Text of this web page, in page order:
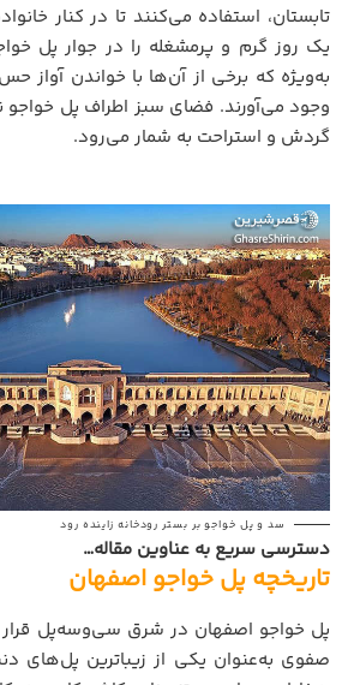
تابستان، استفاده می‌کنند تا در کنار
یک روز گرم و پرمشغله را در جوار پل
به‌ویژه که برخی از آن‌ها با خواندن آواز
وجود می‌آورند. فضای سبز اطراف پل خواجو
گردش و استراحت به شمار می‌رود.
سد و پل خواجو بر بستر رودخانه زاینده رود
دسترسی سریع به عناوین مقاله…
تاریخچه پل خواجو اصفهان
پل خواجو اصفهان در شرق سی‌وسه‌پل قرار
صفوی به‌عنوان یکی از زیباترین پل‌های